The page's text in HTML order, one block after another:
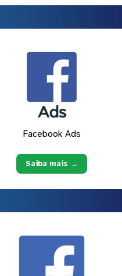
Facebook Ads
Saiba mais →